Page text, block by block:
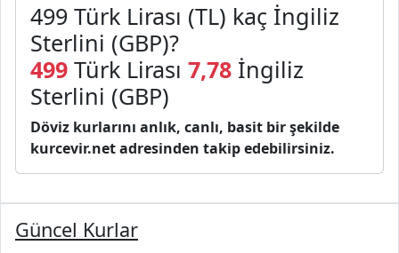
499 Türk Lirası (TL) kaç İngiliz
Sterlini (GBP)?
499 Türk Lirası 7,78 İngiliz
Sterlini (GBP)
Döviz kurlarını anlık, canlı, basit bir şekilde
kurcevir.net adresinden takip edebilirsiniz.
Güncel Kurlar